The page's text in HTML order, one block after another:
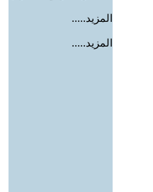
المزيد.....
المزيد.....